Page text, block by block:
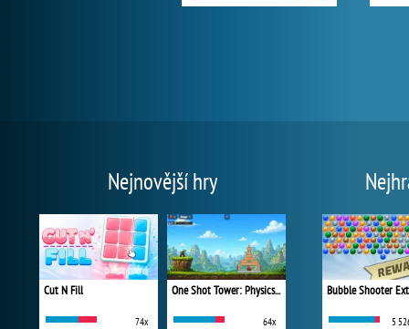
Nejnovější hry
Cut N Fill
74x
One Shot Tower: Physics Destroyer
64x
Bubble Shooter
5